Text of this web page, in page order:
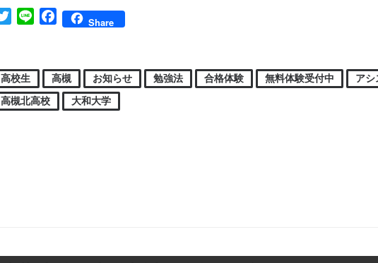
TwitterLine FacebookShare
高校生 高槻 お知らせ 勉強法 合格体験 無料体験受付中
アシ
高槻北高校
大和大学